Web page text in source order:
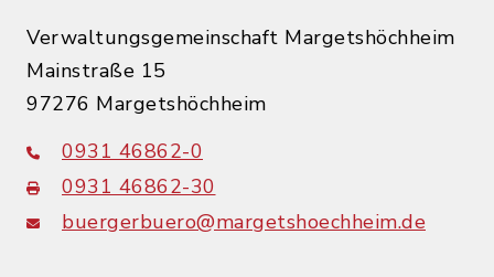
Verwaltungsgemeinschaft Margetshöchheim
Mainstraße 15
97276 Margetshöchheim
0931 46862-0
0931 46862-30
buergerbuero@margetshoechheim.de